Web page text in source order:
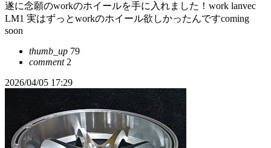
遂に念願のworkのホイールを手に入れました！work lanvec
LM1 実はずっとworkのホイール欲しかったんですcoming
soon
thumb_up 79
comment2
2026/04/05 17:29